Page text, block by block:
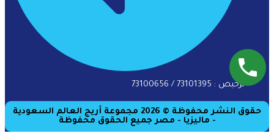
ترخيص : 73101395 / 73100656
حقوق النشر محفوظة © 2026 مجموعة أريج العالم السعودية
- ماليزيا - مصر جميع الحقوق محفوظة